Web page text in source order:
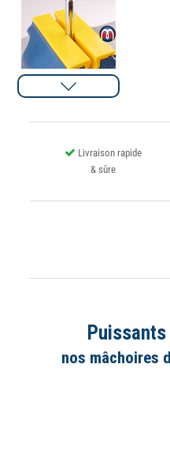
Livraison rapide
& sûre
nos mâchoires